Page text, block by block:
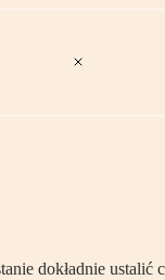
dokładnie